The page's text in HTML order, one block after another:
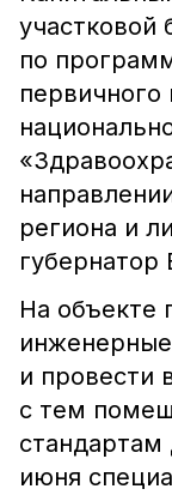
участковой
по
первичного
региона и
На объекте
и провести
с тем
стандартам
июня